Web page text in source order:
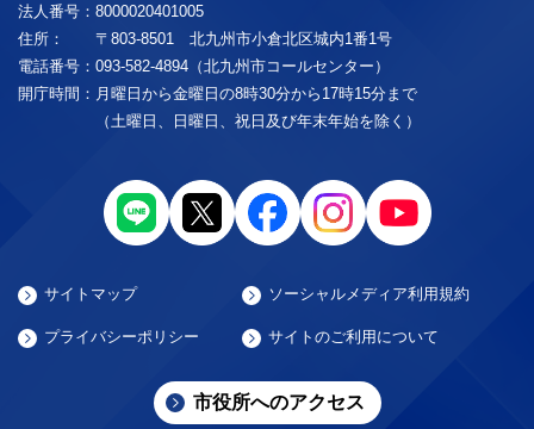
法人番号： 8000020401005
住所：
〒803-8501 北九州市小倉北区城内1番1号
電話番号： 093-582-4894（北九州市コールセンター）
開庁時間： 月曜日から金曜日の8時30分から17時15分まで
（土曜日、日曜日、祝日及び年末年始を除く）
サイトマップ ソーシャルメディア利用規約
プライバシーポリシー サイトのご利用について
市役所へのアクセス